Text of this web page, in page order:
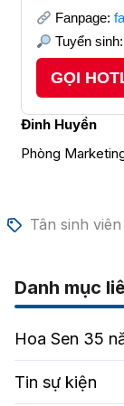
Fanpage:
Tuyển sinh:
GỌI
Đinh Huyền
Phòng
Tân sinh
Danh mục
Hoa Sen 35
Tin sự kiện